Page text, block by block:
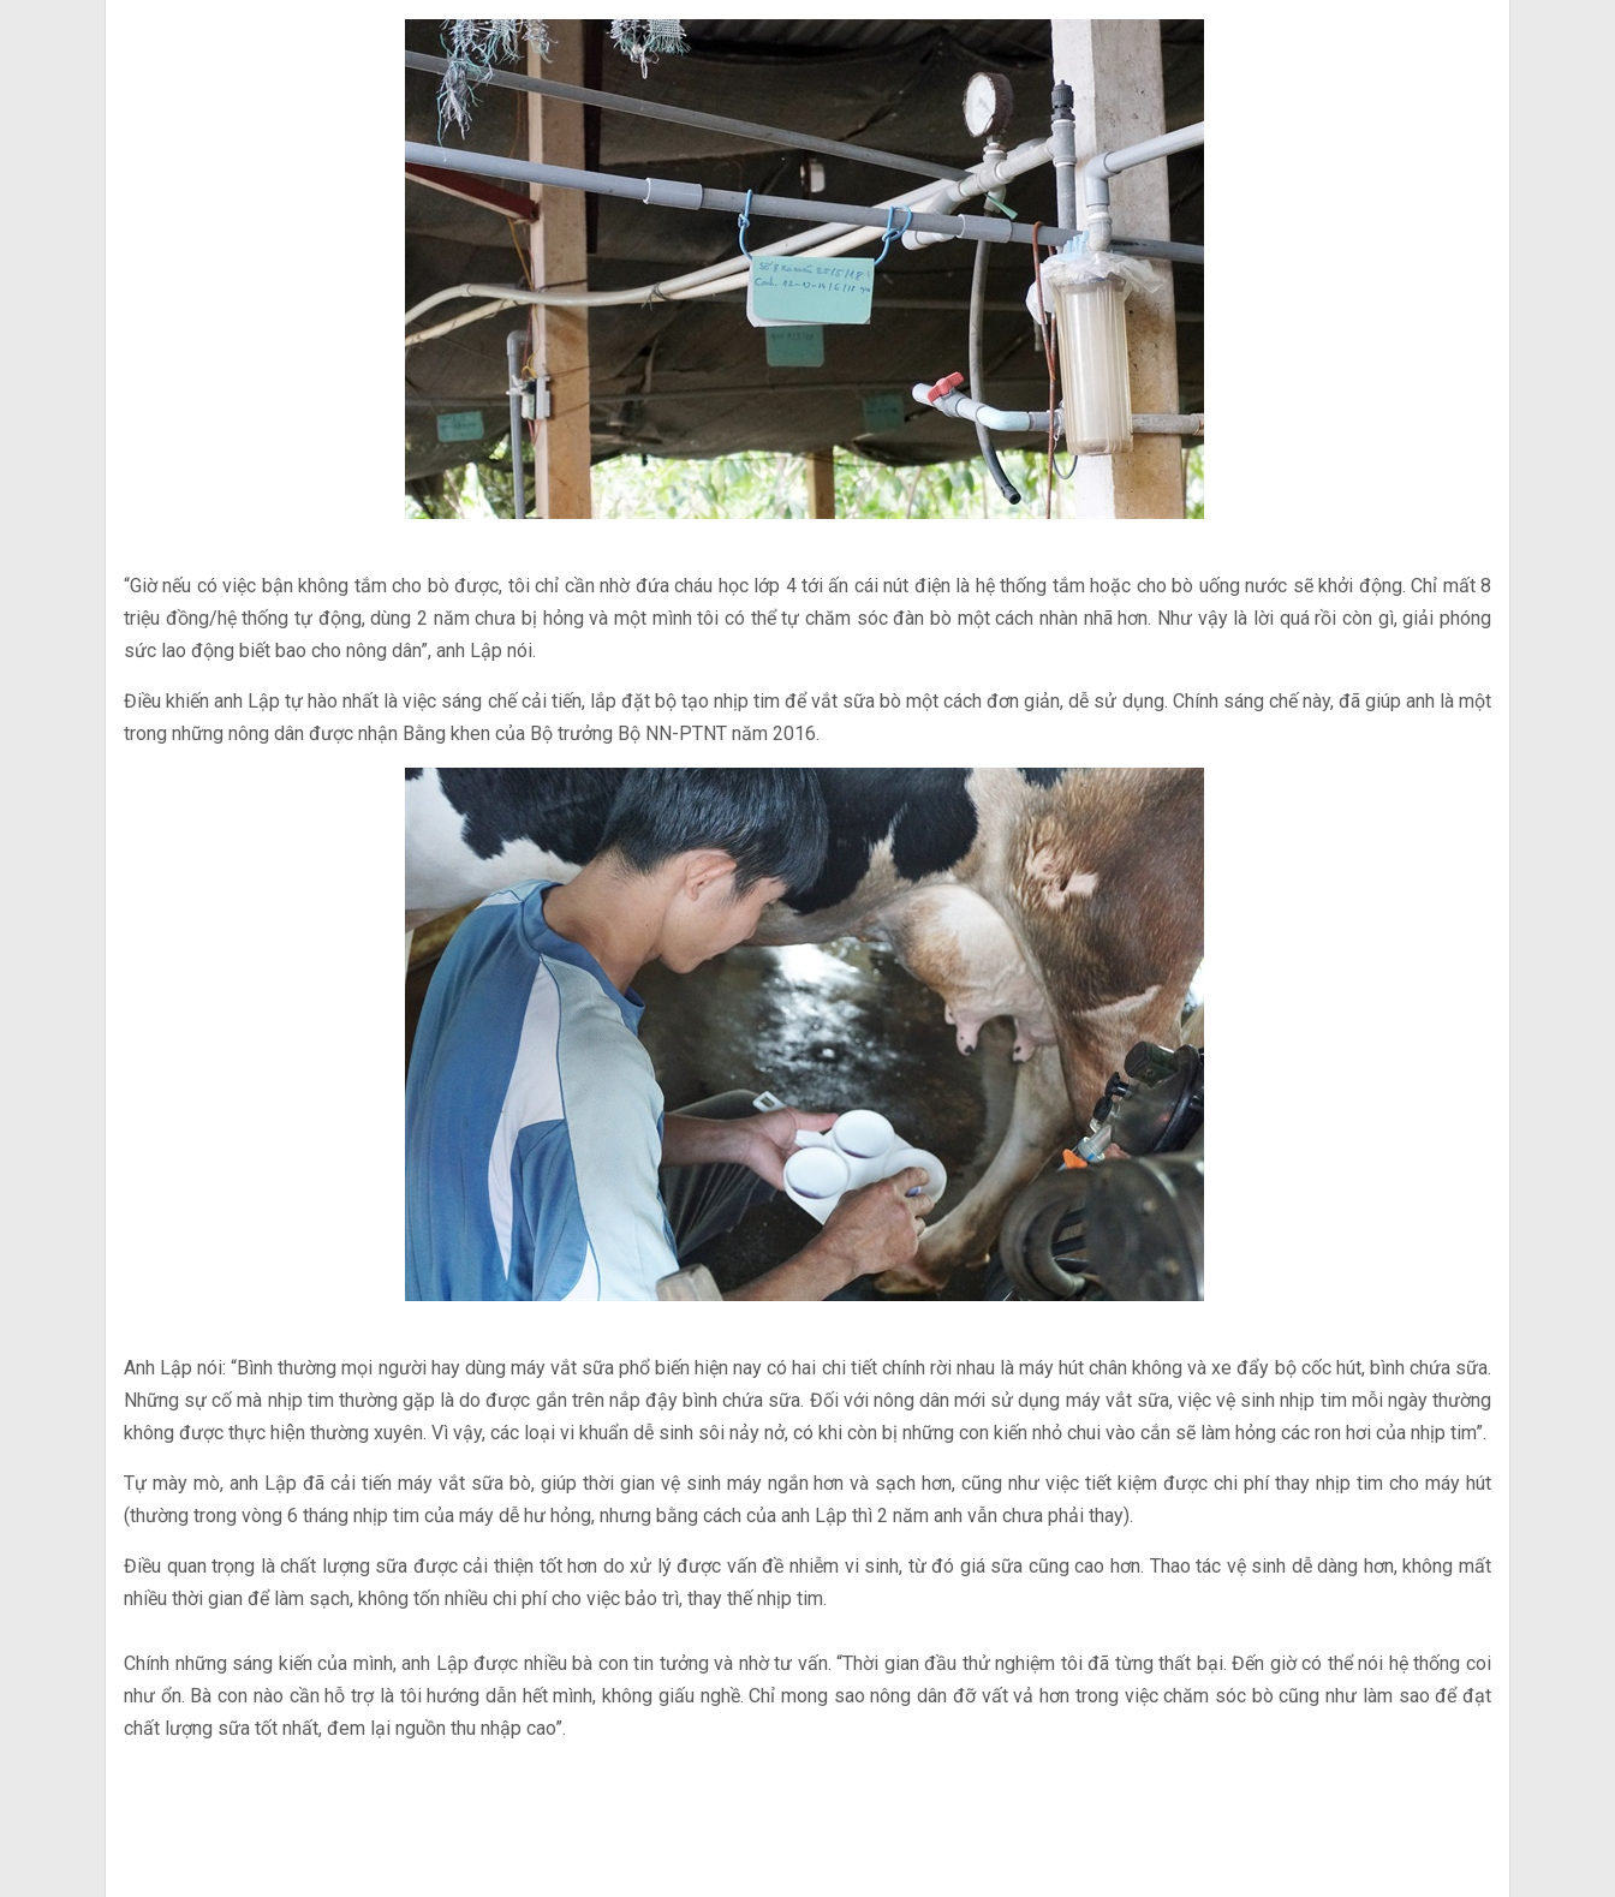
“Giờ nếu có việc bận không tắm cho bò được, tôi chỉ cần nhờ đứa cháu học lớp 4 tới ấn cái nút điện là hệ thống tắm hoặc cho bò uống nước sẽ khởi động. Chỉ mất 8
triệu đồng/hệ thống tự động, dùng 2 năm chưa bị hỏng và một mình tôi có thể tự chăm sóc đàn bò một cách nhàn nhã hơn. Như vậy là lời quá rồi còn gì, giải phóng
sức lao động biết bao cho nông dân”, anh Lập nói.
Điều khiến anh Lập tự hào nhất là việc sáng chế cải tiến, lắp đặt bộ tạo nhịp tim để vắt sữa bò một cách đơn giản, dễ sử dụng. Chính sáng chế này, đã giúp anh là một
trong những nông dân được nhận Bằng khen của Bộ trưởng Bộ NN-PTNT năm 2016.
Anh Lập nói: “Bình thường mọi người hay dùng máy vắt sữa phổ biến hiện nay có hai chi tiết chính rời nhau là máy hút chân không và xe đẩy bộ cốc hút, bình chứa sữa.
Những sự cố mà nhịp tim thường gặp là do được gắn trên nắp đậy bình chứa sữa. Đối với nông dân mới sử dụng máy vắt sữa, việc vệ sinh nhịp tim mỗi ngày thường
không được thực hiện thường xuyên. Vì vậy, các loại vi khuẩn dễ sinh sôi nảy nở, có khi còn bị những con kiến nhỏ chui vào cắn sẽ làm hỏng các ron hơi của nhịp tim”.
Tự mày mò, anh Lập đã cải tiến máy vắt sữa bò, giúp thời gian vệ sinh máy ngắn hơn và sạch hơn, cũng như việc tiết kiệm được chi phí thay nhịp tim cho máy hút
(thường trong vòng 6 tháng nhịp tim của máy dễ hư hỏng, nhưng bằng cách của anh Lập thì 2 năm anh vẫn chưa phải thay).
Điều quan trọng là chất lượng sữa được cải thiện tốt hơn do xử lý được vấn đề nhiễm vi sinh, từ đó giá sữa cũng cao hơn. Thao tác vệ sinh dễ dàng hơn, không mất
nhiều thời gian để làm sạch, không tốn nhiều chi phí cho việc bảo trì, thay thế nhịp tim.
Chính những sáng kiến của mình, anh Lập được nhiều bà con tin tưởng và nhờ tư vấn. “Thời gian đầu thử nghiệm tôi đã từng thất bại. Đến giờ có thể nói hệ thống coi
như ổn. Bà con nào cần hỗ trợ là tôi hướng dẫn hết mình, không giấu nghề. Chỉ mong sao nông dân đỡ vất vả hơn trong việc chăm sóc bò cũng như làm sao để đạt
chất lượng sữa tốt nhất, đem lại nguồn thu nhập cao”.